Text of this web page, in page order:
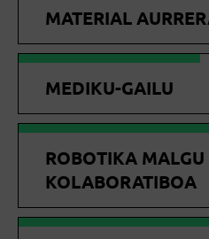
MATERIAL
MEDIKU-GAILU
ROBOTIKA MALGU
KOLABORATIBOA